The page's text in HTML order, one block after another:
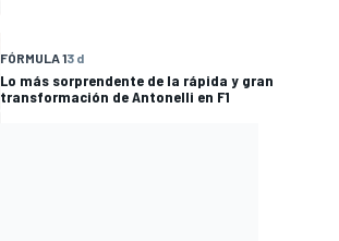
FÓRMULA 13 d
Lo más sorprendente de la rápida y gran
transformación de Antonelli en F1